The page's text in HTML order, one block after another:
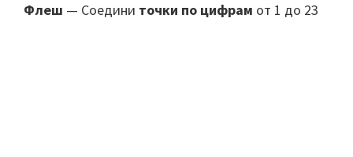
Флеш — Соедини точки по цифрам от 1 до 23